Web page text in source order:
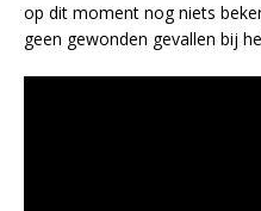
op dit moment nog niets
geen gewonden gevallen bij